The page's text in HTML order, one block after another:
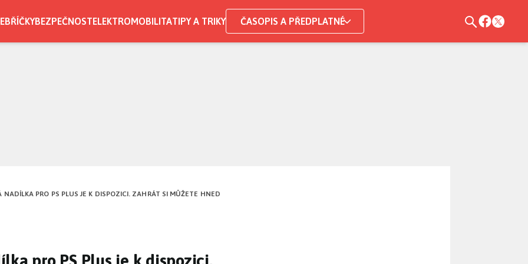
BEZPEČNOSTELEKTROMOBILITATIPY A TRIKY ČASOPIS A PŘEDPLATNÉ
PRO PS PLUS JE K DISPOZICI. ZAHRÁT SI MŮŽETE HNED